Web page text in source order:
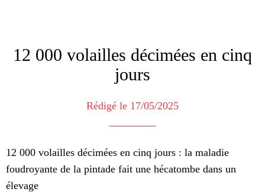
12 000 volailles décimées en cinq
jours
Rédigé le 17/05/2025
12 000 volailles décimées en cinq jours : la maladie
foudroyante de la pintade fait une hécatombe dans un
élevage